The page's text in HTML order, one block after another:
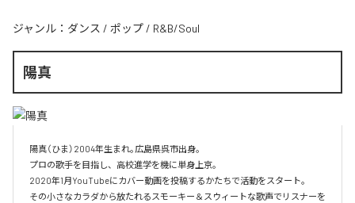
ジャンル： ダンス / ポップ / R&B/Soul
陽真
陽真（ひま）2004年生まれ｡広島県呉市出身。‌
プロの歌手を目指し、高校進学を機に単身上京。‌
2020年1月YouTubeにカバー動画を投稿するかたちで活動をスタート。‌
その小さなカラダから放たれるスモーキー＆スウィートな歌声でリスナーを